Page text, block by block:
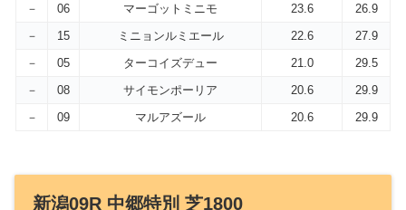
－
06 マーゴットミニモ 23.6
26.9
－
15 ミニョンルミエール 22.6
27.9
－
05 ターコイズデュー 21.0
29.5
－
08 サイモンポーリア 20.6
29.9
－
09 マルアズール 20.6 29.9
新潟09R 中郷特別 芝1800